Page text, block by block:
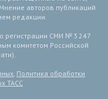
авторов публикаций
редакции.
регистрации СМИ № 3 247
комитетом Российской
, Политика обработки
ТАСС